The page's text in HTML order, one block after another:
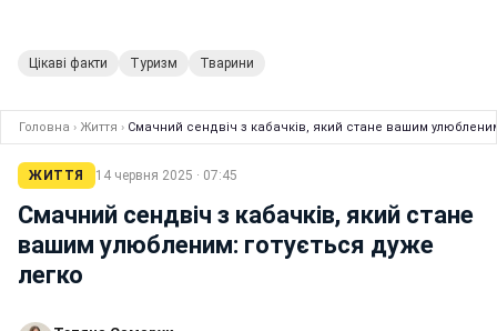
Цікаві факти Туризм Тварини
Головна › Життя › Смачний сендвіч з кабачків, який стане вашим
ЖИТТЯ 14 червня 2025 · 07:45
Смачний сендвіч з кабачків, який стане
вашим улюбленим: готується дуже
легко